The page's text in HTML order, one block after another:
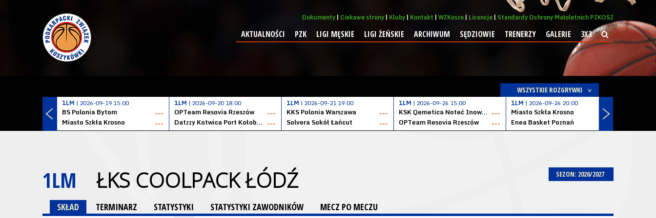
Dokumenty Ciekawe strony Kluby Kontakt WZKosze Licencje Standardy Ochrony Małoletnich PZKOSZ
AKTUALNOŚCI PZK LIGI MĘSKIE LIGI ŻEŃSKIE ARCHIWUM SĘDZIOWIE TRENERZY GALERIE 3X3
WSZYSTKIE ROZGRYWKI
1LM | 2026-09-19 15:00
BS Polonia Bytom
---
Miasto Szkła Krosno
---
1LM | 2026-09-20 18:00
OPTeam Resovia Rzeszów
---
Datzzy Kotwica Port Kołobrzeg ---
1LM | 2026-09-21 19:00
KKS Polonia Warszawa
---
Solvera Sokół Łańcut
---
1LM | 2026-09-26 15:00
KSK Qemetica Noteć Inowrocław ---
OPTeam Resovia Rzeszów
---
1LM | 2026-09-26 20:00
Miasto Szkła Krosno
---
Enea Basket Poznań
SEZON: 2026/2027
1LM ŁKS COOLPACK ŁÓDŹ
SKŁAD TERMINARZ STATYSTYKI STATYSTYKI ZAWODNIKÓW MECZ PO MECZU